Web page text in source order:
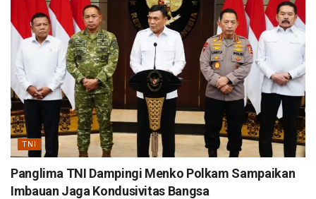
TNI
Panglima TNI Dampingi Menko Polkam Sampaikan
Imbauan Jaga Kondusivitas Bangsa